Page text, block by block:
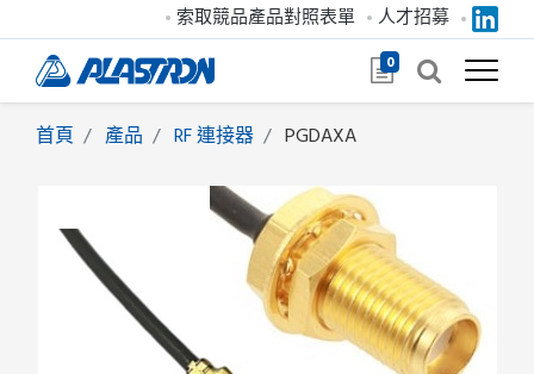
0
索取競品產品對照表單 人才招募
首頁 產品 RF 連接器 PGDAXA